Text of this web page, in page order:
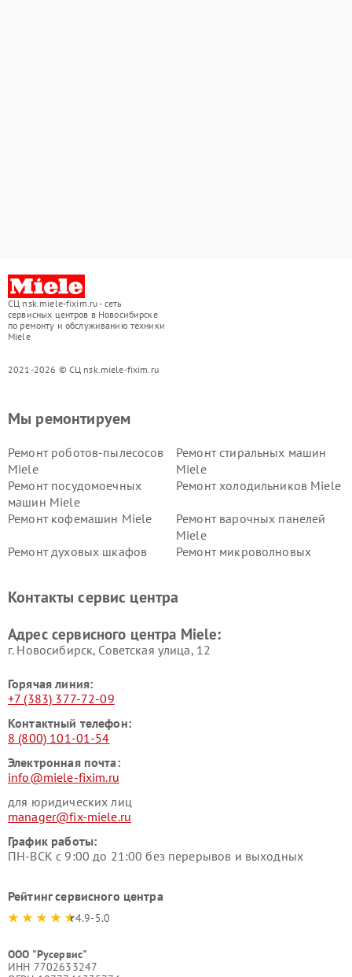
СЦ nsk.miele-fixim.ru - сеть
сервисных центров в Новосибирске
по ремонту и обслуживанию техники
Miele
2021-2026 © СЦ nsk.miele-fixim.ru
Мы ремонтируем
Ремонт роботов-пылесосов
Miele
Ремонт стиральных машин
Miele
Ремонт посудомоечных
машин Miele
Ремонт холодильников Miele
Ремонт кофемашин Miele
Ремонт варочных панелей
Miele
Ремонт духовых шкафов
Ремонт микроволновых
Miele
Miele
пылесосов Miele
Контакты сервис центра
Адрес сервисного центра Miele:
г. Новосибирск, Советская улица, 12
Горячая линия:
+7 (383) 377-72-09
Контактный телефон:
8 (800) 101-01-54
Электронная почта:
info@miele-fixim.ru
для юридических лиц
manager@fix-miele.ru
График работы:
ПН-ВСК с 9:00 до 21:00 без перерывов и выходных
Рейтинг сервисного центра
4.9-5.0
ООО "Русервис"
ИНН 7702633247